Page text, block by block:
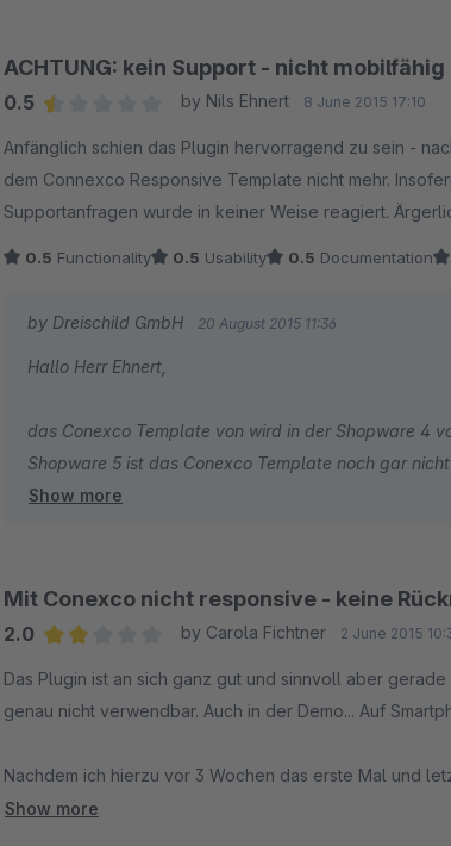
ACHTUNG: kein Support - nicht mobilfähig
0.5
by Nils Ehnert 8 June 2015 17:10
Anfänglich schien das Plugin hervorragend zu sein -
dem Connexco Responsive Template nicht mehr.
Supportanfragen wurde in keiner Weise reagiert.
0.5 Functionality 0.5 Usability 0.5 Documentation
by Dreischild GmbH 20 August 2015 11:36
Hallo Herr Ehnert,
das Conexco Template von wird in der Shopware 4
Shopware 5 ist das Conexco Template noch gar
wird es allerdings auch keine Unterstützung geben,
Werfen Sie gerne einen Blick in den Demoshop, um
Show more
Mit Conexco nicht responsive - keine
2.0
by Carola Fichtner 2 June 2015
Das Plugin ist an sich ganz gut und sinnvoll aber
genau nicht verwendbar. Auch in der Demo... Auf
Nachdem ich hierzu vor 3 Wochen das erste Mal und
erfolgte null Reaktion. Ich werde jetzt selbst einen
Show more